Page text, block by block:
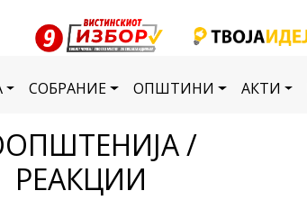
СОБРАНИЕ ОПШТИНИ АКТИ
/
РЕАКЦИИ